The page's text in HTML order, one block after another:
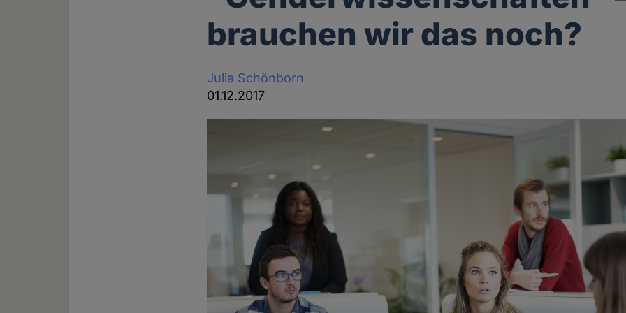
brauchen wir das noch?
Julia Schönborn
01.12.2017